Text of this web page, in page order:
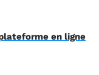
en ligne